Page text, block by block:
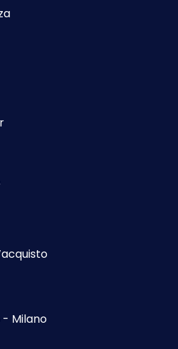
- Milano